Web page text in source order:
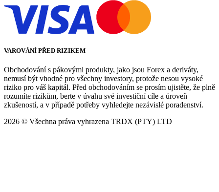
VAROVÁNÍ PŘED RIZIKEM
Obchodování s pákovými produkty, jako jsou Forex a deriváty,
nemusí být vhodné pro všechny investory, protože nesou vysoké
riziko pro váš kapitál. Před obchodováním se prosím ujistěte, že plně
rozumíte rizikům, berte v úvahu své investiční cíle a úroveň
zkušeností, a v případě potřeby vyhledejte nezávislé poradenství.
2026 © Všechna práva vyhrazena TRDX (PTY) LTD